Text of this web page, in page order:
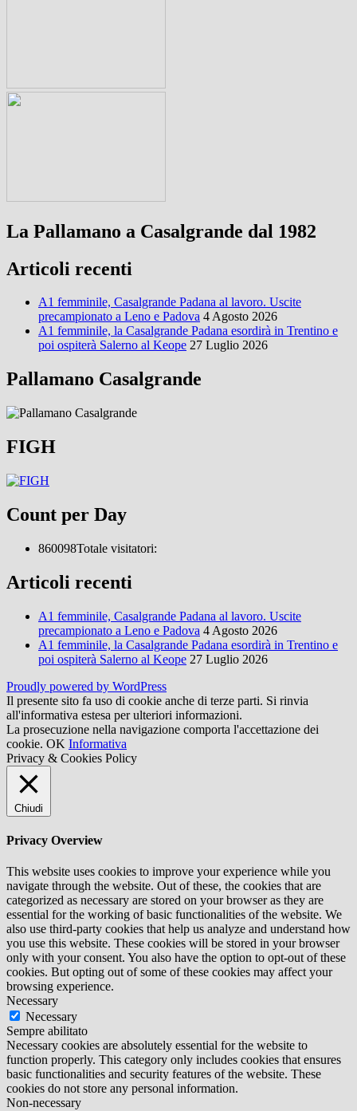
La Pallamano a Casalgrande dal 1982
Articoli recenti
A1 femminile, Casalgrande Padana al lavoro. Uscite
precampionato a Leno e Padova 4 Agosto 2026
A1 femminile, la Casalgrande Padana esordirà in Trentino e
poi ospiterà Salerno al Keope 27 Luglio 2026
Pallamano Casalgrande
FIGH
Count per Day
860098Totale visitatori:
Articoli recenti
A1 femminile, Casalgrande Padana al lavoro. Uscite
precampionato a Leno e Padova 4 Agosto 2026
A1 femminile, la Casalgrande Padana esordirà in Trentino e
poi ospiterà Salerno al Keope 27 Luglio 2026
Proudly powered by WordPress
Il presente sito fa uso di cookie anche di terze parti. Si rinvia
all'informativa estesa per ulteriori informazioni.
La prosecuzione nella navigazione comporta l'accettazione dei
cookie. OK Informativa
Privacy & Cookies Policy
Chiudi
Privacy Overview
This website uses cookies to improve your experience while you
navigate through the website. Out of these, the cookies that are
categorized as necessary are stored on your browser as they are
essential for the working of basic functionalities of the website. We
also use third-party cookies that help us analyze and understand how
you use this website. These cookies will be stored in your browser
only with your consent. You also have the option to opt-out of these
cookies. But opting out of some of these cookies may affect your
browsing experience.
Necessary
Necessary
Sempre abilitato
Necessary cookies are absolutely essential for the website to
function properly. This category only includes cookies that ensures
basic functionalities and security features of the website. These
cookies do not store any personal information.
Non-necessary